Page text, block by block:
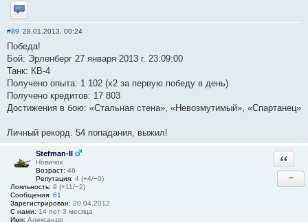
Отправить личное сообщение
#89 28.01.2013, 00:24
Победа!
Бой: Эрленберг 27 января 2013 г. 23:09:00
Танк: КВ-4
Получено опыта: 1 102 (x2 за первую победу в день)
Получено кредитов: 17 803
Достижения в бою: «Стальная cтена», «Невозмутимый», «Спартанец»
Личный рекорд. 54 попадания, выжил!
Stefman-II
Новичок
Возраст: 46
Репутация: 4 (+4/−0)
Лояльность: 9 (+11/−2)
Сообщения: 61
Зарегистрирован: 20.04.2012
С нами: 14 лет 3 месяца
Имя: Александр
−